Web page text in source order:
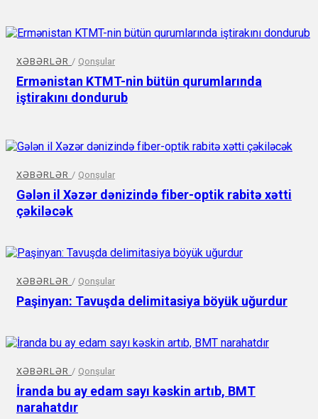
XƏBƏRLƏR / Qonşular
Ermənistan KTMT-nin bütün qurumlarında
iştirakını dondurub
XƏBƏRLƏR / Qonşular
Gələn il Xəzər dənizində fiber-optik rabitə xətti
çəkiləcək
XƏBƏRLƏR / Qonşular
Paşinyan: Tavuşda delimitasiya böyük uğurdur
XƏBƏRLƏR / Qonşular
İranda bu ay edam sayı kəskin artıb, BMT
narahatdır